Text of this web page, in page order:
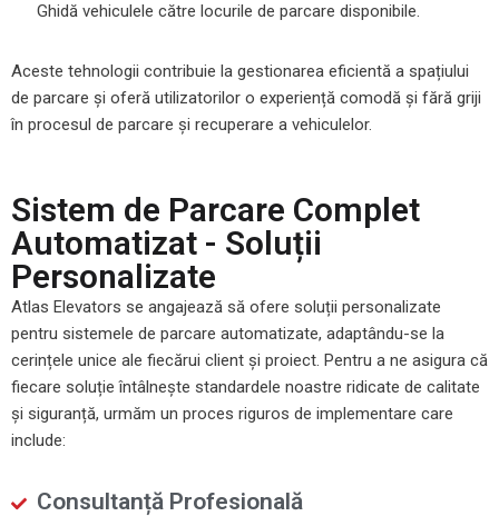
Ghidă vehiculele către locurile de parcare disponibile.
Aceste tehnologii contribuie la gestionarea eficientă a spațiului
de parcare și oferă utilizatorilor o experiență comodă și fără griji
în procesul de parcare și recuperare a vehiculelor.
Sistem de Parcare Complet
Automatizat - Soluții
Personalizate
Atlas Elevators se angajează să ofere soluții personalizate
pentru sistemele de parcare automatizate, adaptându-se la
cerințele unice ale fiecărui client și proiect. Pentru a ne asigura că
fiecare soluție întâlnește standardele noastre ridicate de calitate
și siguranță, urmăm un proces riguros de implementare care
include:
Consultanță Profesională